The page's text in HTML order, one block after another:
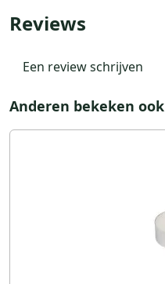
Reviews
Een review schrijven
Anderen bekeken ook